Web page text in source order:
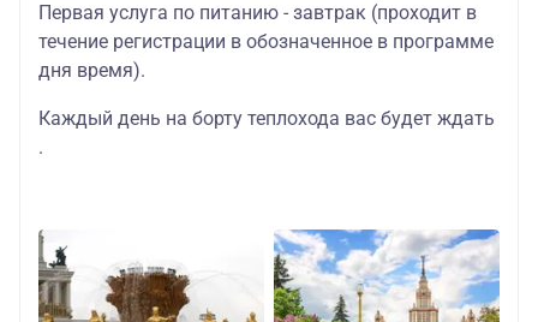
Первая услуга по питанию - завтрак (проходит в
течение регистрации в обозначенное в программе
дня время).
Каждый день на борту теплохода вас будет ждать
.